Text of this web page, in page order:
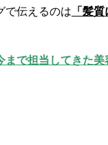
で伝えるのは 「髪
で担当してきた美